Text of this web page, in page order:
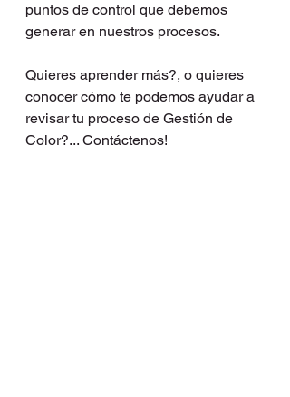
puntos de control que debemos
generar en nuestros procesos.
Quieres aprender más?, o quieres
conocer cómo te podemos ayudar a
revisar tu proceso de Gestión de
Color?... Contáctenos!